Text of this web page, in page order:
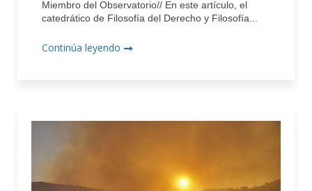
Miembro del Observatorio// En este artículo, el
catedrático de Filosofía del Derecho y Filosofía...
Continúa leyendo